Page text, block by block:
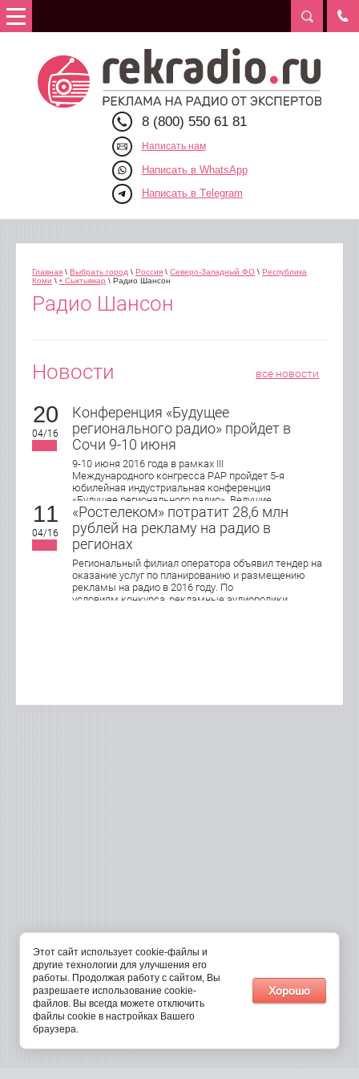
8 (800) 550 61 81
Написать нам
Написать в WhatsApp
Написать в Telegram
Главная \ Выбрать город \ Россия \ Северо-Западный ФО \ Республика
Коми \ • Сыктывкар \ Радио Шансон
Радио Шансон
Новости все новости
20
04/16
Конференция «Будущее
регионального радио» пройдет в
Сочи 9-10 июня
9-10 июня 2016 года в рамках III
Международного конгресса РАР пройдет 5-я
юбилейная индустриальная конференция
«Будущее регионального радио». Ведущие
эксперты индустрии обсудят актуальные
подходы в управлении, продажах и маркетинге
локального радио, юридические и
организационные аспекты работы
современной региональной радиостанции.
11
04/16
«Ростелеком» потратит 28,6 млн
рублей на рекламу на радио в
регионах
Региональный филиал оператора объявил тендер на
оказание услуг по планированию и размещению
рекламы на радио в 2016 году. По
условиям конкурса, рекламные аудиоролики
Этот сайт использует cookie-файлы и
другие технологии для улучшения его
работы. Продолжая работу с сайтом, Вы
разрешаете использование cookie-
файлов. Вы всегда можете отключить
файлы cookie в настройках Вашего
браузера.
Хорошо